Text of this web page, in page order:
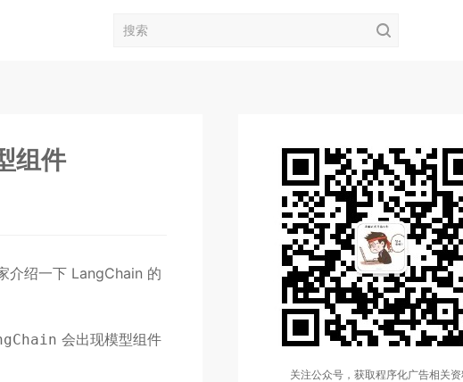
组件
介绍一下 LangChain 的
会出现模型组件
关注公众号，获取程序化广告相关